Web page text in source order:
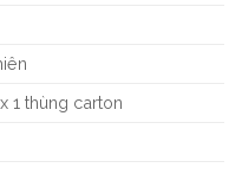
1 thùng carton